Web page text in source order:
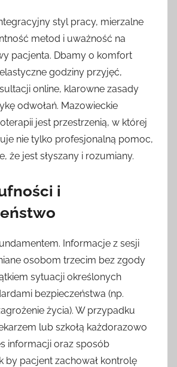
styl pracy, mierzalne
metod i uważność na
pacjenta. Dbamy o komfort
godziny przyjęć,
online, klarowne zasady
odwołań. Mazowieckie
jest przestrzenią, w której
nie tylko profesjonalną pomoc,
że jest słyszany i rozumiany.
i
Informacje z sesji
osobom trzecim bez zgody
sytuacji określonych
bezpieczeństwa (np.
życia). W przypadku
lub szkołą każdorazowo
informacji oraz sposób
by pacjent zachował kontrolę